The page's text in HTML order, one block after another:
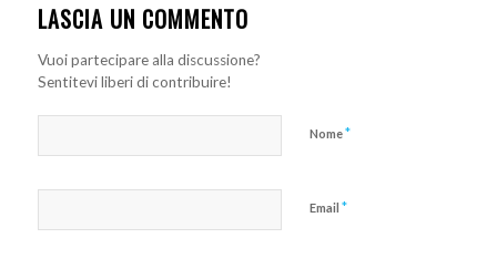
LASCIA UN COMMENTO
Vuoi partecipare alla discussione?
Sentitevi liberi di contribuire!
Nome*
Email *